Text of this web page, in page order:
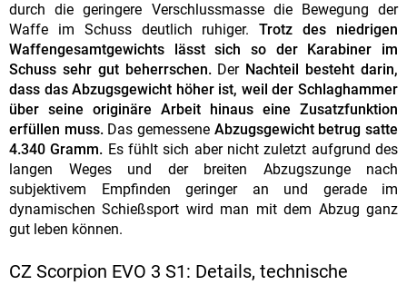
durch die geringere Verschlussmasse die Bewegung der
Waffe im Schuss deutlich ruhiger. Trotz des niedrigen
Waffengesamtgewichts lässt sich so der Karabiner im
Schuss sehr gut beherrschen. Der Nachteil besteht darin,
dass das Abzugsgewicht höher ist, weil der Schlaghammer
über seine originäre Arbeit hinaus eine Zusatzfunktion
erfüllen muss.Das gemessene Abzugsgewicht betrug satte
4.340 Gramm. Es fühlt sich aber nicht zuletzt aufgrund des
langen Weges und der breiten Abzugszunge nach
subjektivem Empfinden geringer an und gerade im
dynamischen Schießsport wird man mit dem Abzug ganz
gut leben können.
CZ Scorpion EVO 3 S1: Details, technische